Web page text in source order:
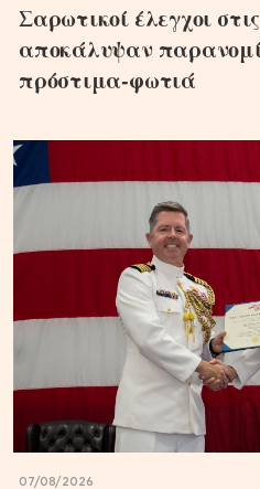
Σαρωτικοί έλεγχοι
αποκάλυψαν
πρόστιμα-φωτιά
07/08/2026